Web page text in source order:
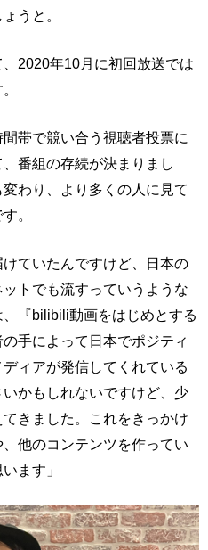
うと。
2020年10月に初回放送では
帯で競い合う視聴者投票に
番組の存続が決まりまし
わり、より多くの人に見て
。
ていたんですけど、日本の
トでも流すっていうような
『bilibili動画をはじめとする
手によって日本でポジティ
ィアが発信してくれている
かもしれないですけど、少
きました。これをきっかけ
他のコンテンツを作ってい
ます」